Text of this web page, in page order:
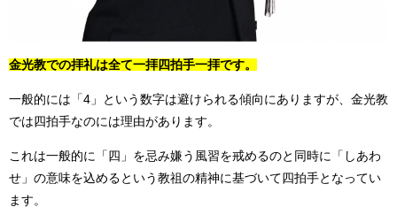
金光教での拝礼は全て一拝四拍手一拝です。
一般的には「4」という数字は避けられる傾向にありますが、金光教
では四拍手なのには理由があります。
これは一般的に「四」を忌み嫌う風習を戒めるのと同時に「しあわ
せ」の意味を込めるという教祖の精神に基づいて四拍手となってい
ます。